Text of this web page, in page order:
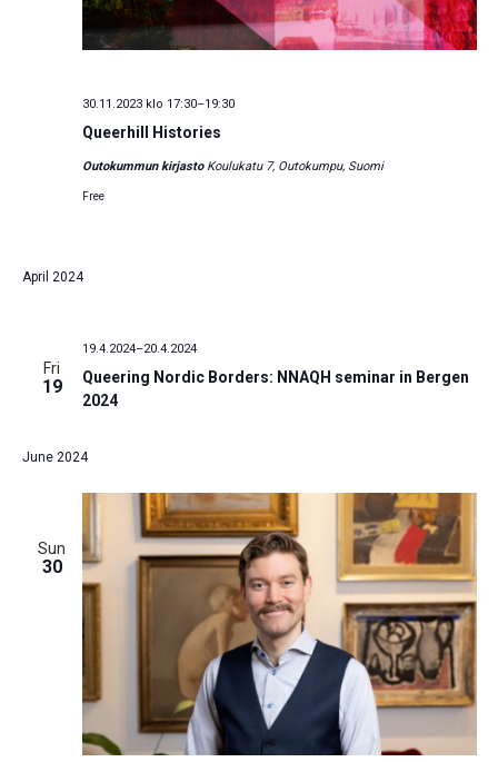
Queerhill Histories
30.11.2023 klo 17:30–19:30
Outokummun kirjasto Koulukatu 7, Outokumpu, Suomi
Free
April 2024
Fri
19
Queering Nordic Borders: NNAQH seminar in Bergen
2024
19.4.2024–20.4.2024
June 2024
Sun
30